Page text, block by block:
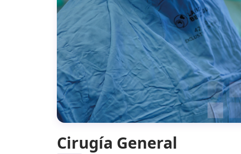
Cirugía General